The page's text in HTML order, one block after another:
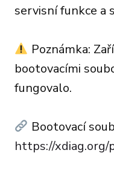
servisní funkce a
Poznámka:
bootovacími
fungovalo.
Bootovací
https://